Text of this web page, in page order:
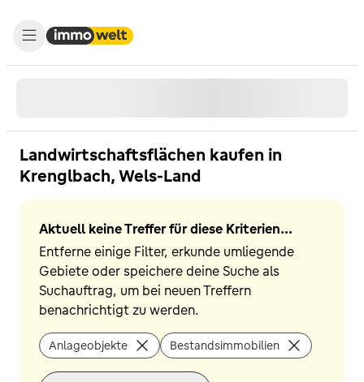
Landwirtschaftsflächen kaufen in
Krenglbach, Wels-Land
Aktuell keine Treffer für diese Kriterien...
Entferne einige Filter, erkunde umliegende
Gebiete oder speichere deine Suche als
Suchauftrag, um bei neuen Treffern
benachrichtigt zu werden.
Anlageobjekte Bestandsimmobilien